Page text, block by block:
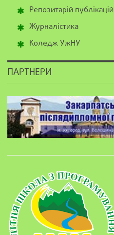
Репозитарій публікацій
Журналістика
Коледж УжНУ
ПАРТНЕРИ